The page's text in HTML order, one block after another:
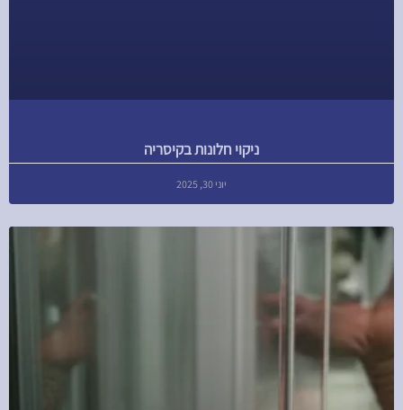
ניקוי חלונות בקיסריה
יוני 30, 2025